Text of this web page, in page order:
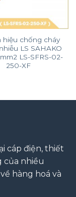
hiệu chống cháy
LS SAHAKO
LS-SFRS-02-
250-XF
cáp điện, thiết
của nhiều
hàng hoá và